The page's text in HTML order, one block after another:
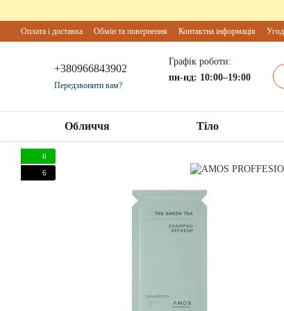
Оплата і доставка Обмін та повернення Контактна інформація
+380966843902
Передзвонити вам?
Графік роботи:
пн-нд: 10:00–19:00
Обличчя Тіло
6
6